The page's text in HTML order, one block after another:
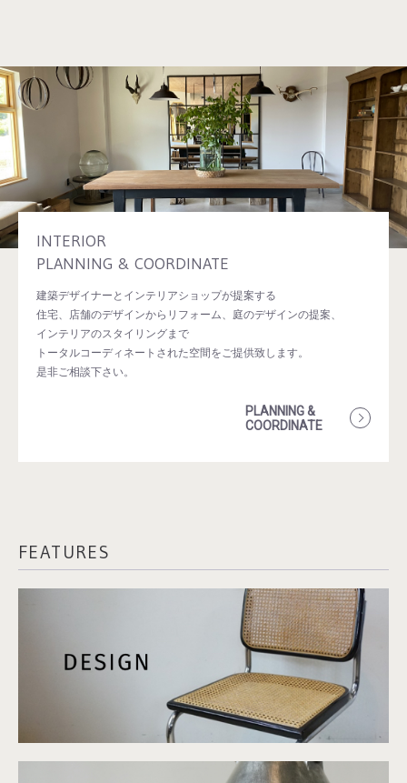
INTERIOR
PLANNING & COORDINATE
建築デザイナーとインテリアショップが提案する
住宅、店舗のデザインからリフォーム、庭のデザインの提案、
インテリアのスタイリングまで
トータルコーディネートされた空間をご提供致します。
是非ご相談下さい。
PLANNING &
COORDINATE
FEATURES